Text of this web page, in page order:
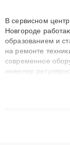
В сервисном
Новгороде
образованием и
на ремонте
современное
инженер
восстанавливать